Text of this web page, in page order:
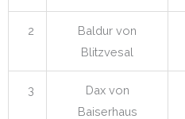
2
Baldur von
Blitzvesal
3
Dax von
Baiserhaus